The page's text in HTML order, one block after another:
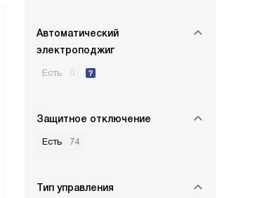
Автоматический
электроподжиг
Есть 0
Защитное отключение
Есть 74
Тип управления